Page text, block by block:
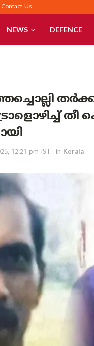
Contact Us
NEWS DEFENCE
12:21 pm IST in Kerala